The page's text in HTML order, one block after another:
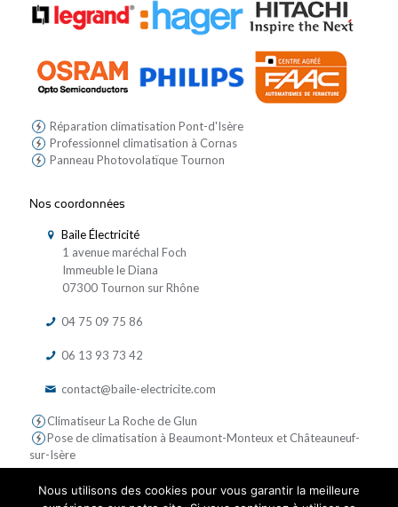
Réparation climatisation Pont-d'Isère
Professionnel climatisation à Cornas
Panneau Photovolatïque Tournon
Nos coordonnées
Baile Électricité
1 avenue maréchal Foch
Immeuble le Diana
07300 Tournon sur Rhône
04 75 09 75 86
06 13 93 73 42
contact@baile-electricite.com
Climatiseur La Roche de Glun
Pose de climatisation à Beaumont-Monteux et Châteauneuf-
sur-Isère
Nous utilisons des cookies pour vous garantir la meilleure